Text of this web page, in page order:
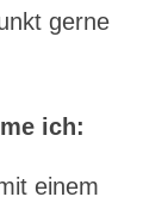
gerne
ich:
einem